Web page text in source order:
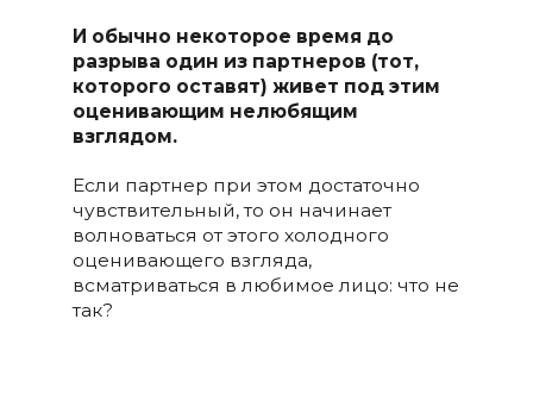
И обычно некоторое время до
разрыва один из партнеров (тот,
которого оставят) живет под этим
оценивающим нелюбящим
взглядом.
Если партнер при этом достаточно
чувствительный, то он начинает
волноваться от этого холодного
оценивающего взгляда,
всматриваться в любимое лицо: что не
так?